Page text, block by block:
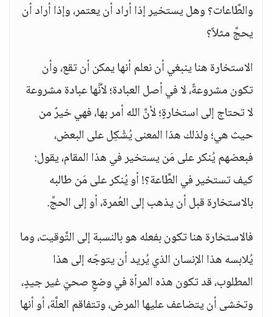
والطَّاعات؟ وهل يستخير إذا أراد أن يعتمر، وإذا أراد أن
يحجَّ مثلاً؟
الاستخارة هنا ينبغي أن نعلم أنها يمكن أن تقع، وأن
تكون مشروعةً، لا في أصل العبادة؛ لأنَّها عبادة مشروعة
لا تحتاج إلى استخارةٍ؛ لأنَّ الله أمر بها، فهي خيرٌ من
حيث هي؛ ولذلك هذا المعنى يُشْكِل على البعض،
فبعضهم يُنكر على مَن يستخير في هذا المقام، يقول:
كيف تستخير في الطَّاعة؟! أو يُنكر على مَن طالبه
بالاستخارة قبل أن يذهب إلى العُمرة، أو إلى الحجِّ.
فالاستخارة هنا تكون بفعله هو بالنسبة إلى التَّوقيت، وما
يُلابسه هذا الإنسان الذي يُريد أن يتوجّه إلى هذا
المطلوب، قد تكون هذه المرأة في وضعٍ صحيّ غير جيدٍ،
وتخشى أن يتضاعف عليها المرض، وتتفاقم العلَّة، أو أنها